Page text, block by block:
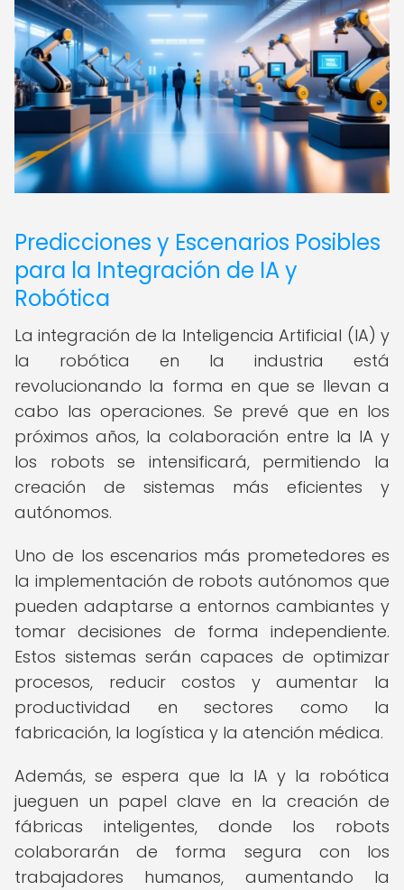
Predicciones y Escenarios Posibles
para la Integración de IA y
Robótica
La integración de la Inteligencia Artificial (IA) y
la robótica en la industria está
revolucionando la forma en que se llevan a
cabo las operaciones. Se prevé que en los
próximos años, la colaboración entre la IA y
los robots se intensificará, permitiendo la
creación de sistemas más eficientes y
autónomos.
Uno de los escenarios más prometedores es
la implementación de robots autónomos que
pueden adaptarse a entornos cambiantes y
tomar decisiones de forma independiente.
Estos sistemas serán capaces de optimizar
procesos, reducir costos y aumentar la
productividad en sectores como la
fabricación, la logística y la atención médica.
Además, se espera que la IA y la robótica
jueguen un papel clave en la creación de
fábricas inteligentes, donde los robots
colaborarán de forma segura con los
trabajadores humanos, aumentando la